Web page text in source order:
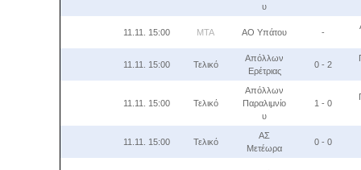
υ
11.11. 15:00 MTA ΑΟ Υπάτου -
11.11. 15:00 Τελικό
Απόλλων
Ερέτριας
0 - 2
11.11. 15:00 Τελικό
Απόλλων
Παραλιμνίο
υ
1 - 0
11.11. 15:00 Τελικό
ΑΣ
Μετέωρα
0 - 0